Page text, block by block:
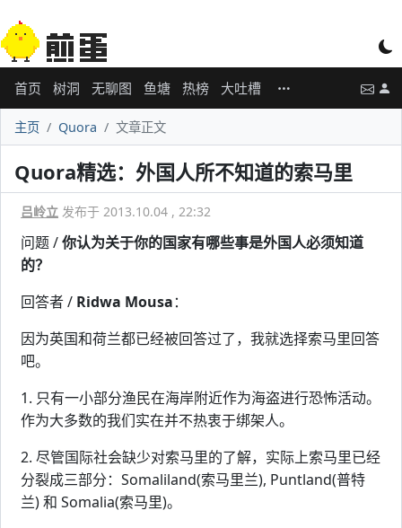
首页 树洞 无聊图 鱼塘 热榜 大吐槽
主页 Quora 文章正文
Quora精选：外国人所不知道的索马里
吕岭立 发布于 2013.10.04 , 22:32
问题 /你认为关于你的国家有哪些事是外国人必须知道
的？
回答者 / Ridwa Mousa：
因为英国和荷兰都已经被回答过了，我就选择索马里回答
吧。
1. 只有一小部分渔民在海岸附近作为海盗进行恐怖活动。
作为大多数的我们实在并不热衷于绑架人。
2. 尽管国际社会缺少对索马里的了解，实际上索马里已经
分裂成三部分：Somaliland(索马里兰), Puntland(普特
兰) 和 Somalia(索马里)。